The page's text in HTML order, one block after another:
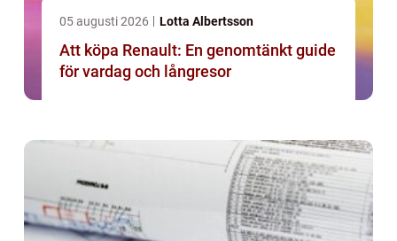
05 augusti 2026 Lotta Albertsson
Att köpa Renault: En genomtänkt guide
för vardag och långresor